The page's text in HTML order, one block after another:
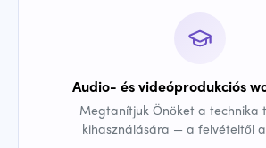
Audio- és videóprodukciós
Megtanítjuk Önöket a technika
kihasználására — a felvételtől